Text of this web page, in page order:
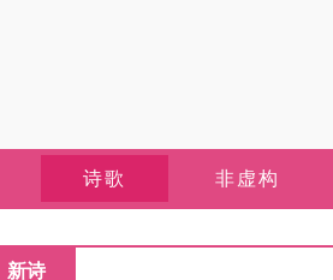
诗歌 非虚构
新诗